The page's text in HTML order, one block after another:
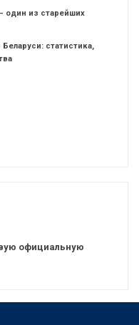
один из старейших
статистика,
официальную